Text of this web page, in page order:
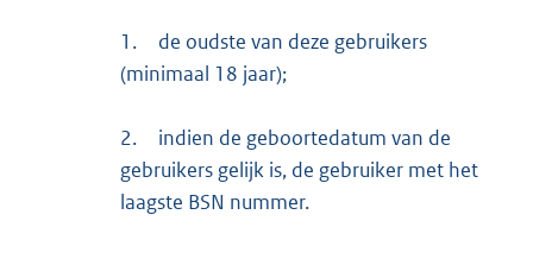
1.
de oudste van deze gebruikers
(minimaal 18 jaar);
2.
indien de geboortedatum van de
gebruikers gelijk is, de gebruiker met het
laagste BSN nummer.